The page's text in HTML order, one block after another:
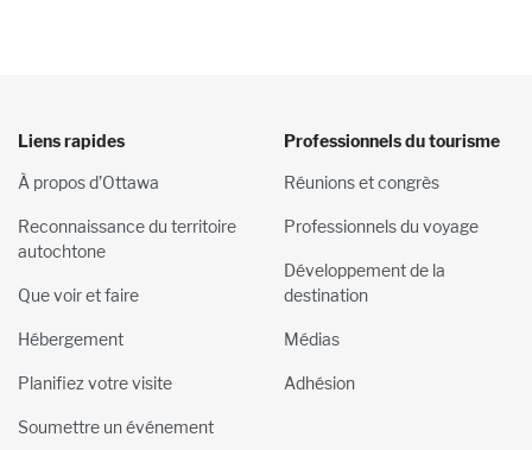
Liens rapides
À propos d’Ottawa
Reconnaissance du territoire
autochtone
Que voir et faire
Hébergement
Planifiez votre visite
Soumettre un événement
Professionnels du tourisme
Réunions et congrès
Professionnels du voyage
Développement de la
destination
Médias
Adhésion